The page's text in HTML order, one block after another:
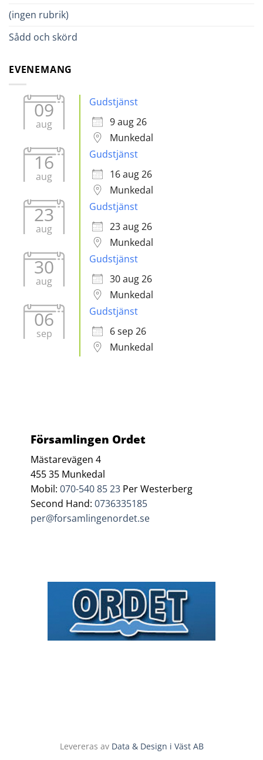
(ingen rubrik)
Sådd och skörd
EVENEMANG
09
aug
Gudstjänst
9 aug 26
Munkedal
16
aug
Gudstjänst
16 aug 26
Munkedal
23
aug
Gudstjänst
23 aug 26
Munkedal
30
aug
Gudstjänst
30 aug 26
Munkedal
06
sep
Gudstjänst
6 sep 26
Munkedal
Församlingen Ordet
Mästarevägen 4
455 35 Munkedal
Mobil:070-540 85 23 Per Westerberg
Second Hand:0736335185
per@forsamlingenordet.se
Levereras av Data & Design i Väst AB